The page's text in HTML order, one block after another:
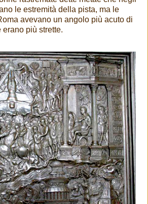
le estremità della pista, ma le
avevano un angolo più acuto di
più strette.